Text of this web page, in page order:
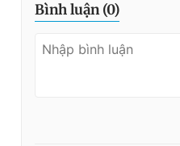
Bình luận (0)